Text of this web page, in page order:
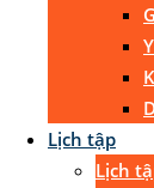
Lịch tập
Lịch